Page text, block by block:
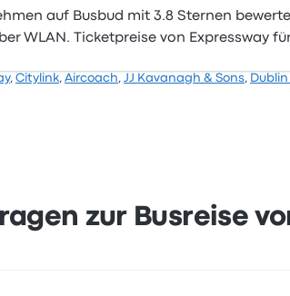
auf Busbud mit 3.8 Sternen
WLAN. Ticketpreise von Expressway
, Citylink, Aircoach, JJ Kavanagh & Sons,
zur Busreise